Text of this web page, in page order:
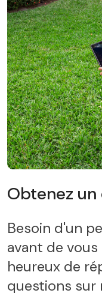
Obtenez un
Besoin d'un
avant de
heureux de
questions sur